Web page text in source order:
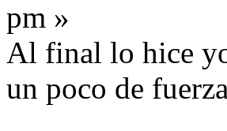
pm »
Al final lo hice
un poco de